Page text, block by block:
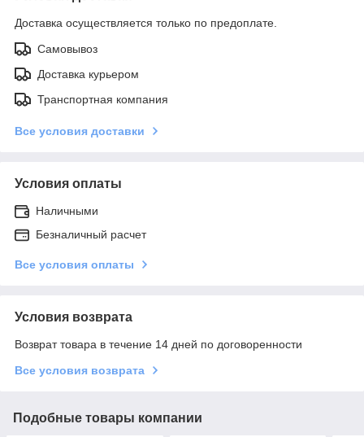
Доставка осуществляется только по предоплате.
Самовывоз
Доставка курьером
Транспортная компания
Все условия доставки
Условия оплаты
Наличными
Безналичный расчет
Все условия оплаты
Условия возврата
Возврат товара в течение 14 дней по договоренности
Все условия возврата
Подобные товары компании